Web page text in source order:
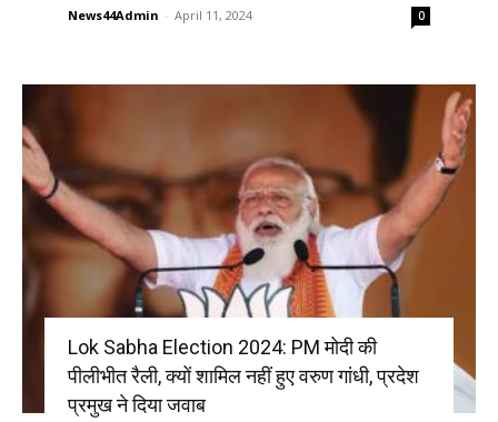
News44Admin - April 11, 2024 0
Lok Sabha Election 2024: PM मोदी की
पीलीभीत रैली, क्यों शामिल नहीं हुए वरुण गांधी, प्रदेश
प्रमुख ने दिया जवाब